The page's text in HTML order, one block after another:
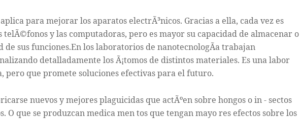
para mejorar los aparatos electrÃ³nicos. Gracias a ella, cada vez es
telÃ©fonos y las computadoras, pero es mayor su capacidad de almacenar o
sus funciones.En los laboratorios de nanotecnologÃ­a trabajan
detalladamente los Ã¡tomos de distintos materiales. Es una labor
pero que promete soluciones efectivas para el futuro.
nuevos y mejores plaguicidas que actÃºen sobre hongos o in - sectos
O que se produzcan medica men tos que tengan mayo res efectos sobre los